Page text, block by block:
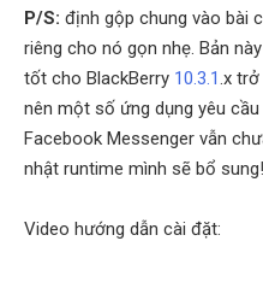
P/S: định gộp chung vào bài
riêng cho nó gọn nhẹ. Bản
tốt cho BlackBerry 10.3.1.x trở
nên một số ứng dụng yêu
Facebook Messenger vẫn
nhật runtime mình sẽ bổ sung!
Video hướng dẫn cài đặt: